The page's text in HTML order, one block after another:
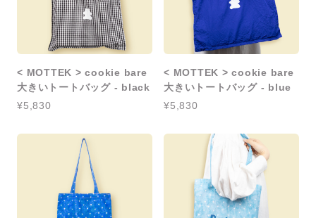
< MOTTEK > cookie bare
大きいトートバッグ - black
¥5,830
< MOTTEK > cookie bare
大きいトートバッグ - blue
¥5,830